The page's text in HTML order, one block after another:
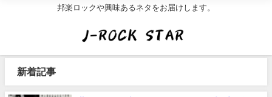
邦楽ロックや興味あるネタをお届けします。
新着記事